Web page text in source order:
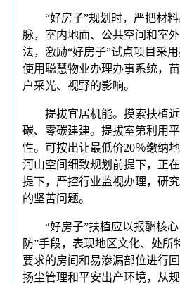
“好房子”规划时，严把材料
脉，室内地面、公共空间和室
法，激励“好房子”试点项目采
使用聪慧物业办理办事系统，
户采光、视野的影响。
提拔宜居机能。摸索扶植近
碳、零碳建建。提拔室第利用
性。可按出让最低价20％缴纳
河山空间细致规划前提下，正
提下，严控行业监视办理，研
的坚苦问题。
“好房子”扶植应以报酬核心
防”手段，表现地区文化、处所
要求的房间和易渗漏部位进行
扬尘管理和平安出产环境，从